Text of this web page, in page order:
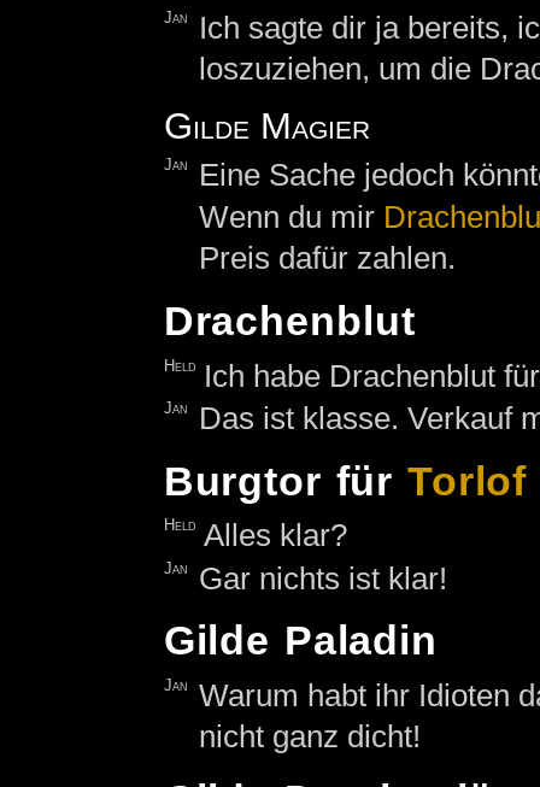
Jan
Ich sagte dir ja bereits,
loszuziehen, um die
Gilde Magier
Jan
Eine Sache jedoch
Wenn du mir
Preis dafür zahlen.
Drachenblut
Held Ich habe Drachenblut
Jan Das ist klasse. Verkauf
Burgtor für Torlof
Held Alles klar?
Jan Gar nichts ist klar!
Gilde Paladin
Jan
Warum habt ihr Idioten
nicht ganz dicht!